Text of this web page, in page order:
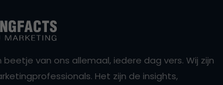
van ons allemaal, iedere dag vers. Wij zijn
Het zijn de insights,